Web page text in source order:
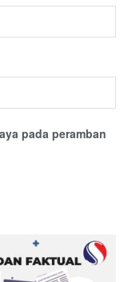
pada peramban